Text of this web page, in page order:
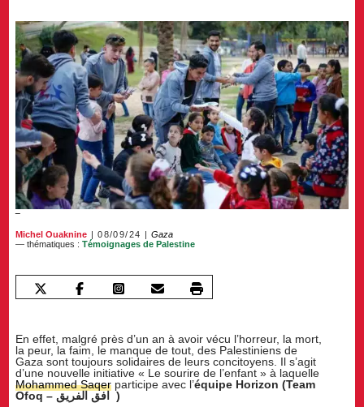
Michel Ouaknine 08/09/24
Gaza
— thématiques :Témoignages de Palestine
En effet, malgré près d’un an à avoir vécu l’horreur, la mort,
la peur, la faim, le manque de tout, des Palestiniens de
Gaza sont toujours solidaires de leurs concitoyens. Il s’agit
d’une nouvelle initiative « Le sourire de l’enfant » à laquelle
Mohammed Saqer participe avec l’équipe Horizon (Team
Ofoq – افق الفريق )